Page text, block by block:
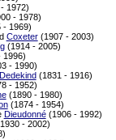
1972)
- 1978)
- 1969)
Coxeter(1907 - 2003)
(1914 - 2005)
- 1990)
Dedekind(1831 - 1916)
- 1952)
(1890 - 1980)
(1874 - 1954)
Dieudonné(1906 - 1992)
- 2002)